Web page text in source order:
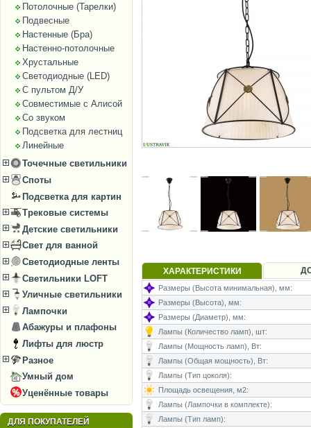
Потолочные (Тарелки)
Подвесные
Настенные (Бра)
Настенно-потолочные
Хрустальные
Светодиодные (LED)
С пультом Д/У
Совместимые с Алисой
Со звуком
Подсветка для лестниц
Линейные
Точечные светильники
Споты
Подсветка для картин
Трековые системы
Детские светильники
Свет для ванной
Светодиодные ленты
Светильники LOFT
Уличные светильники
Лампочки
Абажуры и плафоны
Лифты для люстр
Разное
Умный дом
Уценённые товары
ДЛЯ ПОКУПАТЕЛЕЙ
ХАРАКТЕРИСТИКИ
Размеры (Высота минимальная), мм:
Размеры (Высота), мм:
Размеры (Диаметр), мм:
Лампы (Количество ламп), шт:
Лампы (Мощность ламп), Вт:
Лампы (Общая мощность), Вт:
Лампы (Тип цоколя):
Площадь освещения, м2:
Лампы (Лампочки в комплекте):
Лампы (Тип ламп):